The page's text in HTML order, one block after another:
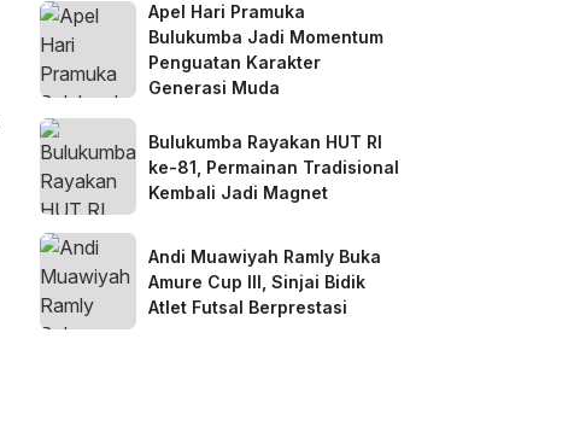
Apel Hari Pramuka
Bulukumba Jadi Momentum
Penguatan Karakter
Generasi Muda
Bulukumba Rayakan HUT RI
ke-81, Permainan Tradisional
Kembali Jadi Magnet
Andi Muawiyah Ramly Buka
Amure Cup III, Sinjai Bidik
Atlet Futsal Berprestasi